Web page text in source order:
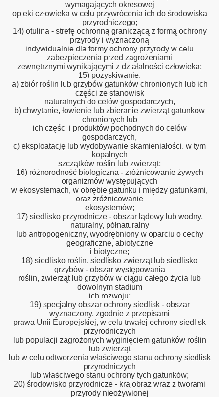
wymagających okresowej
opieki człowieka w celu przywrócenia ich do środowiska
przyrodniczego;
14) otulina - strefę ochronną graniczącą z formą ochrony
przyrody i wyznaczoną
indywidualnie dla formy ochrony przyrody w celu
zabezpieczenia przed zagrożeniami
zewnętrznymi wynikającymi z działalności człowieka;
15) pozyskiwanie:
a) zbiór roślin lub grzybów gatunków chronionych lub ich
części ze stanowisk
naturalnych do celów gospodarczych,
b) chwytanie, łowienie lub zbieranie zwierząt gatunków
chronionych lub
ich części i produktów pochodnych do celów
gospodarczych,
c) eksploatację lub wydobywanie skamieniałości, w tym
kopalnych
szczątków roślin lub zwierząt;
16) różnorodność biologiczna - zróżnicowanie żywych
organizmów występujących
w ekosystemach, w obrębie gatunku i między gatunkami,
oraz zróżnicowanie
ekosystemów;
17) siedlisko przyrodnicze - obszar lądowy lub wodny,
naturalny, półnaturalny
lub antropogeniczny, wyodrębniony w oparciu o cechy
geograficzne, abiotyczne
i biotyczne;
18) siedlisko roślin, siedlisko zwierząt lub siedlisko
grzybów - obszar występowania
roślin, zwierząt lub grzybów w ciągu całego życia lub
dowolnym stadium
ich rozwoju;
19) specjalny obszar ochrony siedlisk - obszar
wyznaczony, zgodnie z przepisami
prawa Unii Europejskiej, w celu trwałej ochrony siedlisk
przyrodniczych
lub populacji zagrożonych wyginięciem gatunków roślin
lub zwierząt
lub w celu odtworzenia właściwego stanu ochrony siedlisk
przyrodniczych
lub właściwego stanu ochrony tych gatunków;
20) środowisko przyrodnicze - krajobraz wraz z tworami
przyrody nieożywionej